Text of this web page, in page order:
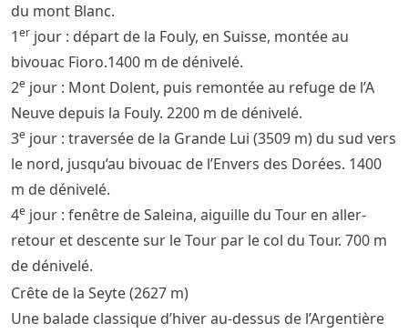
du mont Blanc.
1er jour : départ de la Fouly, en Suisse, montée au
bivouac Fioro.1400 m de dénivelé.
2e jour : Mont Dolent, puis remontée au refuge de l’A
Neuve depuis la Fouly. 2200 m de dénivelé.
3e jour : traversée de la Grande Lui (3509 m) du sud vers
le nord, jusqu’au bivouac de l’Envers des Dorées. 1400
m de dénivelé.
4e jour : fenêtre de Saleina, aiguille du Tour en aller-
retour et descente sur le Tour par le col du Tour. 700 m
de dénivelé.
Crête de la Seyte (2627 m)
Une balade classique d’hiver au-dessus de l’Argentière